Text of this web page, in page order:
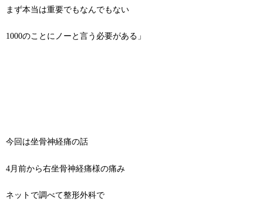
まず本当は重要でもなんでもない
1000のことにノーと言う必要がある」
今回は坐骨神経痛の話
4月前から右坐骨神経痛様の痛み
ネットで調べて整形外科で